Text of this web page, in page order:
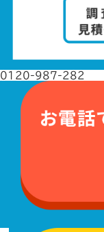
0120-987-282